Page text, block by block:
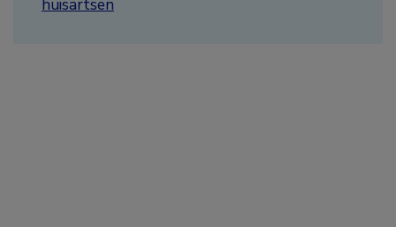
huisartsen